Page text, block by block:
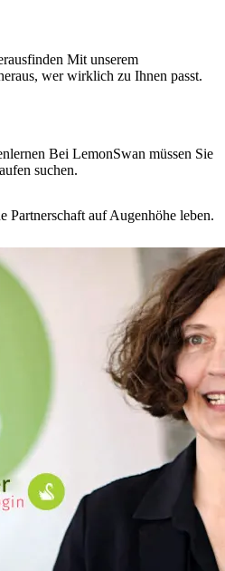
Mit unserem
wer wirklich zu Ihnen passt.
Bei LemonSwan müssen Sie
suchen.
Partnerschaft auf Augenhöhe leben.